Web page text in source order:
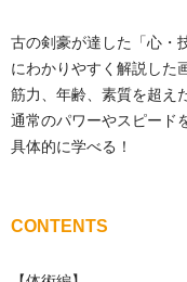
古の剣豪が達した「心・
にわかりやすく解説した
筋力、年齢、素質を超え
通常のパワーやスピード
具体的に学べる！
CONTENTS